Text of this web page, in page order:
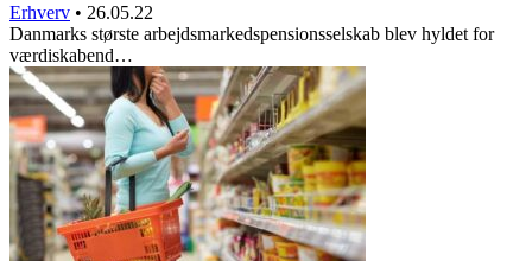
Erhverv • 26.05.22
Danmarks største arbejdsmarkedspensionsselskab blev hyldet for
værdiskabend…